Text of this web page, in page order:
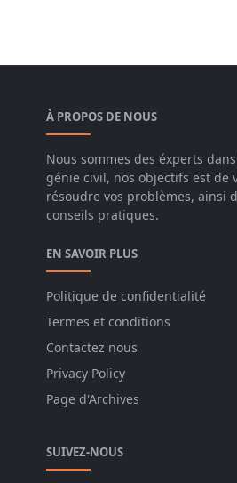
À PROPOS DE NOUS
Nous sommes des éxperts
génie civil, nos objectifs est de
résoudre vos problèmes, ainsi
conseils pratiques.
EN SAVOIR PLUS
Politique de confidentialité
Termes et conditions
Contactez nous
Privacy Policy
Page d'Archives
SUIVEZ-NOUS